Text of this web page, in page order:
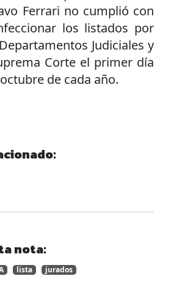
Ferrari no cumplió con
los listados por
Judiciales y
Corte el primer día
de cada año.
nota:
lista
jurados